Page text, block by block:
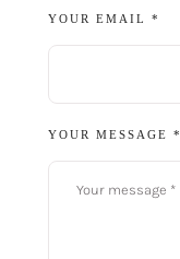
YOUR MESSAGE *
YOUR EMAIL *